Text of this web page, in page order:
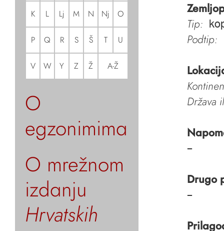
K L Lj M N Nj O
P Q R S Š T U
V W Y Z Ž A-Ž
O
egzonimima
O mrežnom
izdanju
Hrvatskih
Tip:
Podtip:
Država
–
Drugo
–